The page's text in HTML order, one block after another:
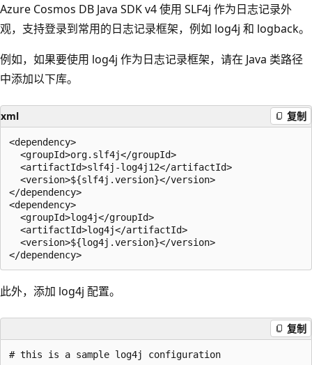
Azure Cosmos DB Java SDK v4 使用 SLF4j 作为日志记录外
观，支持登录到常用的日志记录框架，例如 log4j 和 logback。
例如，如果要使用 log4j 作为日志记录框架，请在 Java 类路径
中添加以下库。
xml 复制
<dependency>
  <groupId>org.slf4j</groupId>
  <artifactId>slf4j-log4j12</artifactId>
  <version>${slf4j.version}</version>
</dependency>
<dependency>
  <groupId>log4j</groupId>
  <artifactId>log4j</artifactId>
  <version>${log4j.version}</version>
此外，添加 log4j 配置。
复制
# this is a sample log4j configuration